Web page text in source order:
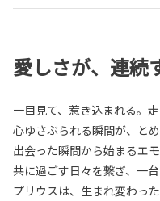
愛しさが、連続
一目見て、惹き込まれる。
心ゆさぶられる瞬間が、と
出会った瞬間から始まるエ
共に過ごす日々を繋ぎ、一
プリウスは、生まれ変わった